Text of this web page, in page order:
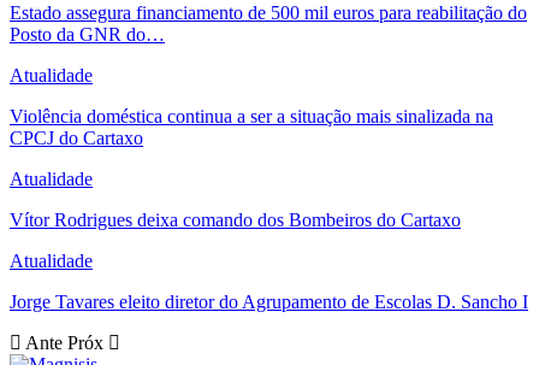
Estado assegura financiamento de 500 mil euros para reabilitação do
Posto da GNR do…
Atualidade
Violência doméstica continua a ser a situação mais sinalizada na
CPCJ do Cartaxo
Atualidade
Vítor Rodrigues deixa comando dos Bombeiros do Cartaxo
Atualidade
Jorge Tavares eleito diretor do Agrupamento de Escolas D. Sancho I
Ante Próx